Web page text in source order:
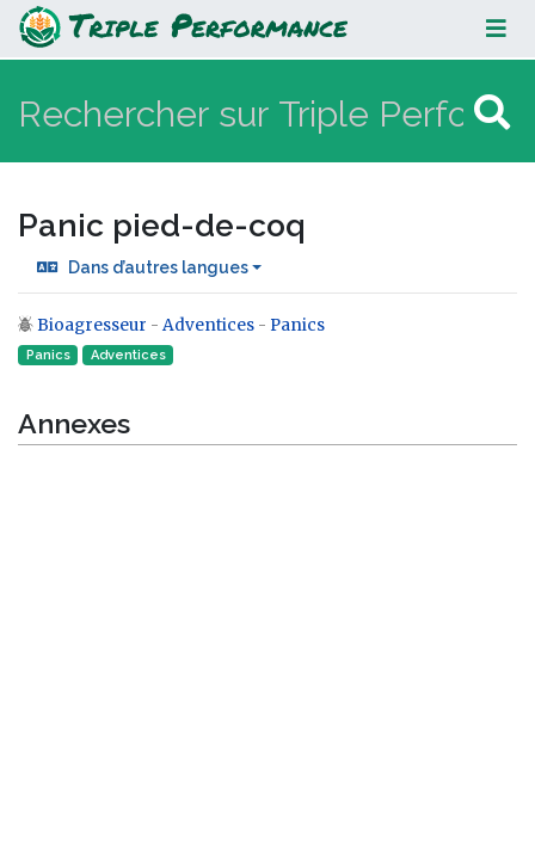
Panic pied-de-coq
Panic pied-de-coq
Dans d’autres langues
Aller à :navigation,rechercher
Bioagresseur - Adventices - Panics
Panics Adventices
Annexes